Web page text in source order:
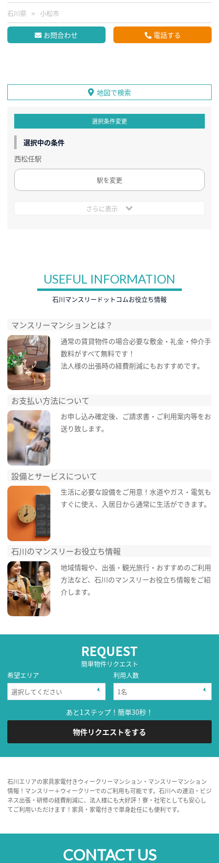
石川県 小松市
お問合わせ 電話する
地図で検索
選択条件変更
選択中の条件
西松任駅
駅を変更
さらに表示
USEFUL INFORMATION
石川マンスリードットコムお役立ち情報
マンスリーマンションとは？
通常の賃貸物件の場合必要な敷金・礼金・仲介手
数料がすべて無料です！
法人様の出張時の経費削減にもおすすめです。
お支払い方法について
お申し込み確定後、ご請求書・ご利用案内等をお
送り致します。
設備とサービスについて
生活に必要な設備をご用意！水道やガス・電気も
すぐに使え、入居日から通常に生活ができます。
石川のマンスリーお役立ち情報
地域情報や、出張・観光旅行・おすすめのご利用
方法など、石川のマンスリーお役立ち情報をご紹
介します。
REQUEST
簡単物件リクエスト
希望エリア
利用人数
あと1ステップ！簡単30秒！
物件リクエストをする
石川エリアの家具家電付きウィークリーマンション・マンスリーマンション
情報！マンスリー＋ウィークリーでのご利用も可能です。石川への連泊・ビジ
ネス出張・研修の経費削減に、法人様にも大好評！寮・社宅としても安心し
てご利用いただけます！家具・家電付きで単身赴任にも便利です。
CONTACT US